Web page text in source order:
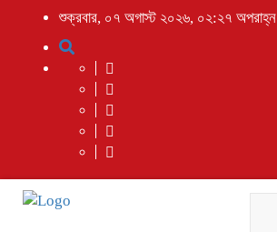
শুক্রবার, ০৭ অগাস্ট ২০২৬, ০২:২৭ অপরাহ্ন